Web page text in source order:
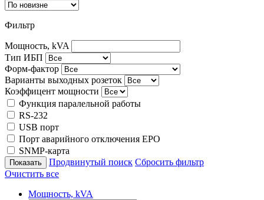
Фильтр
Мощность, kVA
Тип ИБП
Форм-фактор
Варианты выходных розеток
Коэффицент мощности
Функция паралельной работы
RS-232
USB порт
Порт аварийного отключения EPO
SNMP-карта
Продвинутый поиск Сбросить фильтр
Очистить все
Мощность, kVA